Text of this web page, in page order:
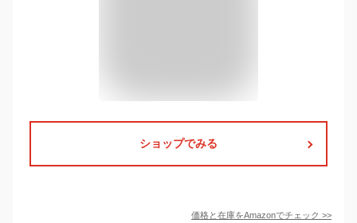
ショップでみる
価格と在庫をAmazonでチェック >>